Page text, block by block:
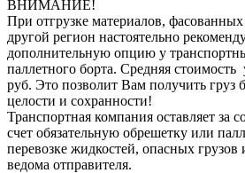
ВНИМАНИЕ!
При отгрузке материалов,
другой регион настоятельно
дополнительную опцию у
паллетного борта. Средняя стоимость
руб. Это позволит Вам получить груз
целости и сохранности!
Транспортная компания оставляет за
счет обязательную обрешетку или
перевозке жидкостей, опасных грузов
ведома отправителя.